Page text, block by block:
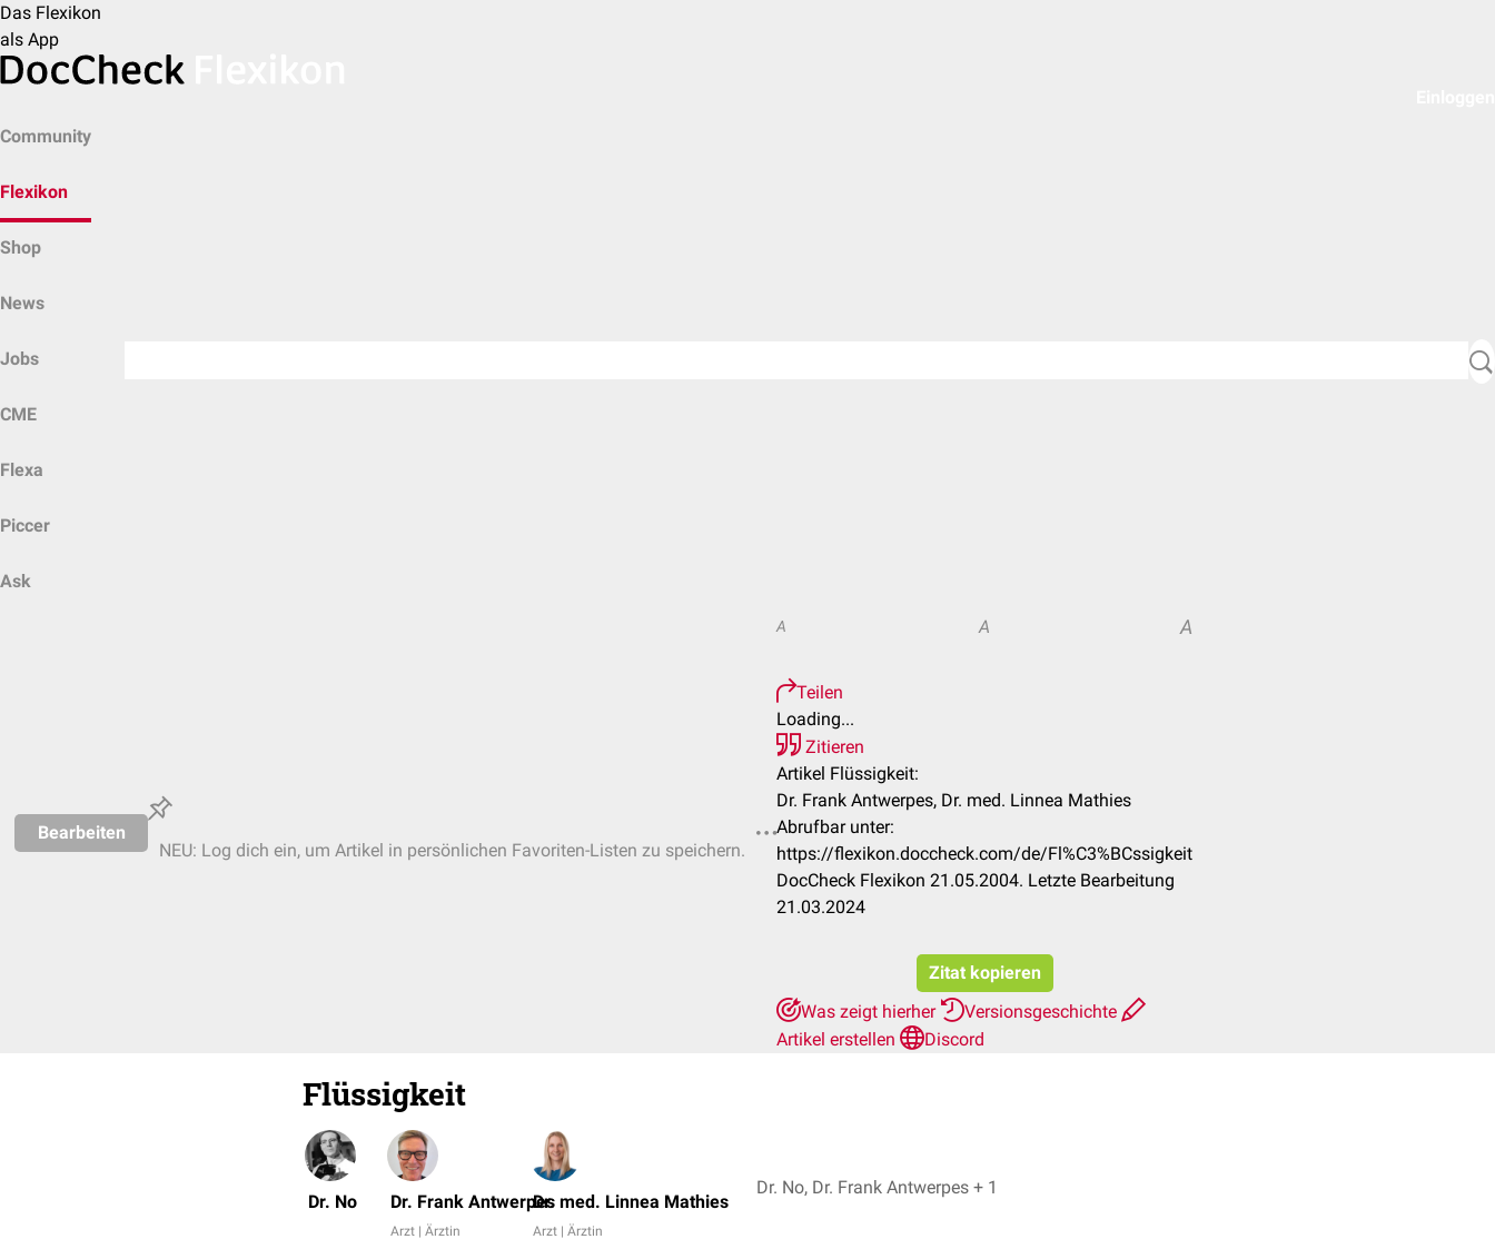
Das Flexikon
als App
Community
Flexikon
Shop
News
Jobs
CME
Flexa
Piccer
Ask
Bearbeiten
NEU: Log dich ein, um Artikel in persönlichen Favoriten-Listen zu speichern.
A A A
Teilen
Loading...
Zitieren
Artikel Flüssigkeit:
Dr. Frank Antwerpes, Dr. med. Linnea Mathies
Abrufbar unter:
https://flexikon.doccheck.com/de/Fl%C3%BCssigkeit
DocCheck Flexikon 21.05.2004. Letzte Bearbeitung
21.03.2024
Zitat kopieren
Was zeigt hierher
Versionsgeschichte
Artikel erstellen
Discord
Flüssigkeit
Dr. No Dr. Frank Antwerpes
Arzt | Ärztin
Dr. med. Linnea Mathies
Arzt | Ärztin
Dr. No, Dr. Frank Antwerpes + 1